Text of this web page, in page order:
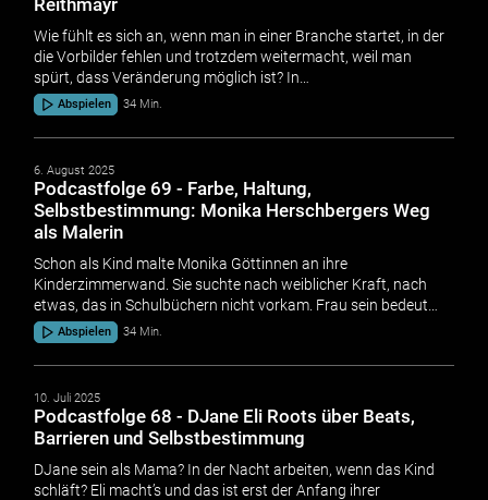
Wie fühlt es sich an, wenn man in einer Branche startet, in der
die Vorbilder fehlen und trotzdem weitermacht, weil man
spürt, dass Veränderung möglich ist? In…
Abspielen 34 Min.
6. August 2025
Podcastfolge 69 - Farbe, Haltung,
Selbstbestimmung: Monika Herschbergers Weg
als Malerin
Schon als Kind malte Monika Göttinnen an ihre
Kinderzimmerwand. Sie suchte nach weiblicher Kraft, nach
etwas, das in Schulbüchern nicht vorkam. Frau sein bedeut…
Abspielen 34 Min.
10. Juli 2025
Podcastfolge 68 - DJane Eli Roots über Beats,
Barrieren und Selbstbestimmung
DJane sein als Mama? In der Nacht arbeiten, wenn das Kind
schläft? Eli macht’s und das ist erst der Anfang ihrer